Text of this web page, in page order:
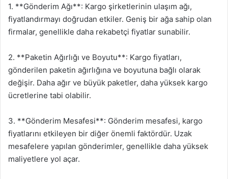
1. **Gönderim Ağı**: Kargo şirketlerinin ulaşım ağı,
fiyatlandırmayı doğrudan etkiler. Geniş bir ağa sahip olan
firmalar, genellikle daha rekabetçi fiyatlar sunabilir.
2. **Paketin Ağırlığı ve Boyutu**: Kargo fiyatları,
gönderilen paketin ağırlığına ve boyutuna bağlı olarak
değişir. Daha ağır ve büyük paketler, daha yüksek kargo
ücretlerine tabi olabilir.
3. **Gönderim Mesafesi**: Gönderim mesafesi, kargo
fiyatlarını etkileyen bir diğer önemli faktördür. Uzak
mesafelere yapılan gönderimler, genellikle daha yüksek
maliyetlere yol açar.